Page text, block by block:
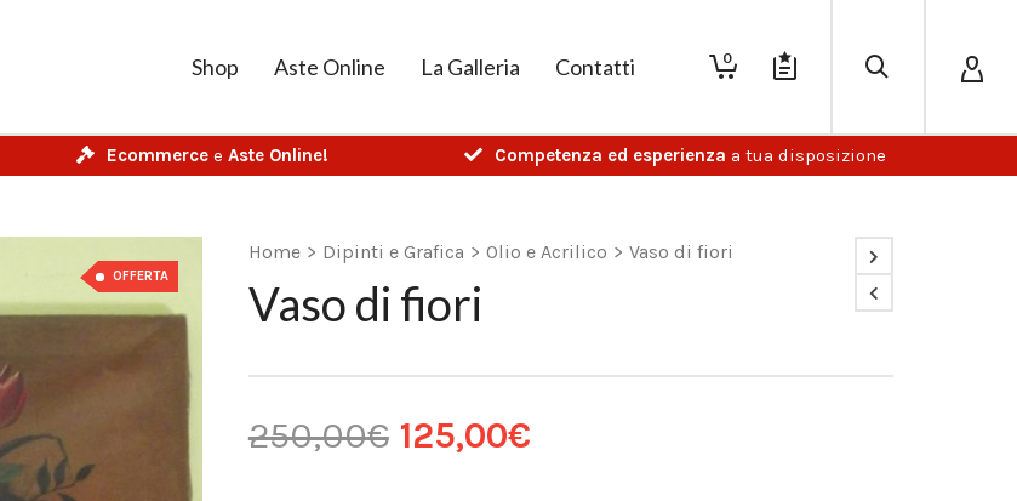
0
Shop Aste Online La Galleria Contatti
Ecommerce e Aste Online! Competenza ed esperienza a tua disposizione
OFFERTA
Home > Dipinti e Grafica > Olio e Acrilico > Vaso di fiori
Vaso di fiori
250,00€ 125,00€